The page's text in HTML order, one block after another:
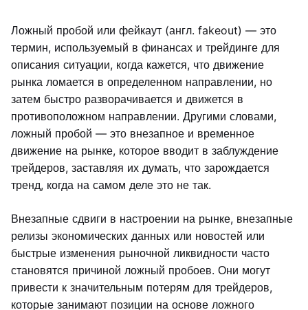
Ложный пробой или фейкаут (англ. fakeout) — это
термин, используемый в финансах и трейдинге для
описания ситуации, когда кажется, что движение
рынка ломается в определенном направлении, но
затем быстро разворачивается и движется в
противоположном направлении. Другими словами,
ложный пробой — это внезапное и временное
движение на рынке, которое вводит в заблуждение
трейдеров, заставляя их думать, что зарождается
тренд, когда на самом деле это не так.
Внезапные сдвиги в настроении на рынке, внезапные
релизы экономических данных или новостей или
быстрые изменения рыночной ликвидности часто
становятся причиной ложный пробоев. Они могут
привести к значительным потерям для трейдеров,
которые занимают позиции на основе ложного